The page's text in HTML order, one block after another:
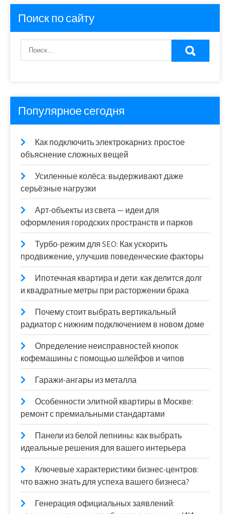
Поиск по сайту
Популярное сегодня
Как подключить электрокарниз: простое
объяснение сложных вещей
Усиленные колёса: выдерживают даже
серьёзные нагрузки
Арт-объекты из света — идеи для
оформления городских пространств и парков
Турбо-режим для SEO: Как ускорить
продвижение, улучшив поведенческие факторы
Ипотечная квартира и дети: как делится долг
и квадратные метры при расторжении брака
Почему стоит выбрать вертикальный
радиатор с нижним подключением в новом доме
Определение неисправностей кнопок
кофемашины с помощью шлейфов и чипов
Гаражи-ангары из металла
Особенности элитной квартиры в Москве:
ремонт с премиальными стандартами
Панели из белой лепнины: как выбрать
идеальные решения для вашего интерьера
Ключевые характеристики бизнес-центров:
что важно знать для успеха вашего бизнеса?
Генерация официальных заявлений: